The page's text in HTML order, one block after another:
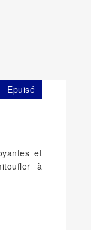
Epuisé
et
à